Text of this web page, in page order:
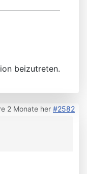
beizutreten.
2 Monate her #2582